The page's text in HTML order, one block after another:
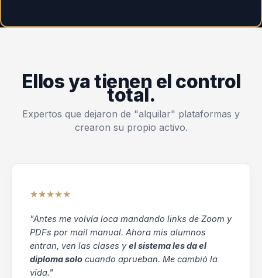
Ellos ya tienen el control
total.
Expertos que dejaron de "alquilar" plataformas y
crearon su propio activo.
★★★★★
"Antes me volvía loca mandando links de Zoom y
PDFs por mail manual. Ahora mis alumnos
entran, ven las clases yel sistema les da el
diploma solo cuando aprueban. Me cambió la
vida."